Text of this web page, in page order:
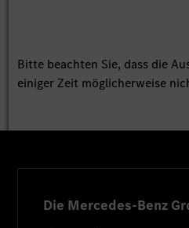
Bitte beachten Sie, dass die
einiger Zeit möglicherweise
Die Mercedes-Benz